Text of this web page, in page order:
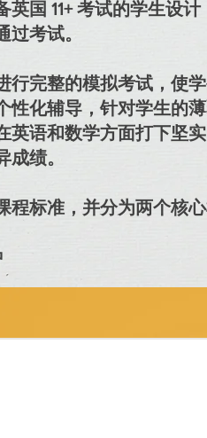
英国 11+ 考试的学生设
过考试。
行完整的模拟考试，使
性化辅导，针对学生的
英语和数学方面打下坚
绩。
程标准，并分为两个核心